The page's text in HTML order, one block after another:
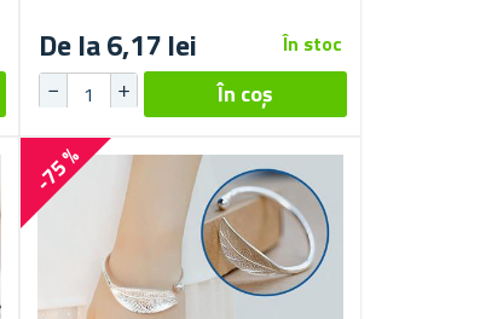
De la 6,17 lei În stoc
-75 %